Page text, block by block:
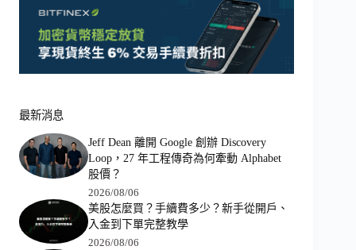
最新消息
Jeff Dean 離開 Google 創辦 Discovery
Loop，27 年工程傳奇為何牽動 Alphabet
股價？
2026/08/06
美股怎麼買？手續費多少？新手從開戶、
入金到下單完整教學
2026/08/06